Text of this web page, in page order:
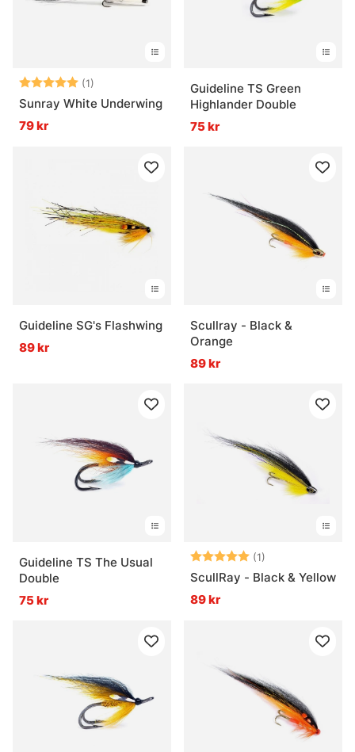
Betyg: (1)
5.0 utav 5 stjärnor
Sunray White Underwing
79 kr
Guideline TS Green
Highlander Double
75 kr
Guideline SG's Flashwing
89 kr
Scullray - Black &
Orange
89 kr
Guideline TS The Usual
Double
75 kr
Betyg: (1)
ScullRay - Black & Yellow
89 kr